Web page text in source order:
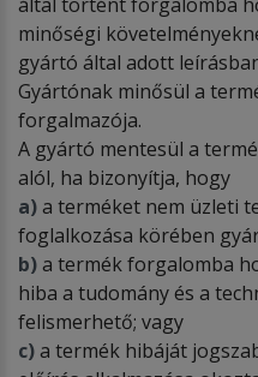
minőségi
gyártó által adott
Gyártónak minősül a
forgalmazója.
A gyártó mentesül a
alól, ha bizonyítja, hogy
a)a terméket nem üzleti
foglalkozása körében
b)a termék forgalomba
hiba a tudomány és a
felismerhető; vagy
c)a termék hibáját